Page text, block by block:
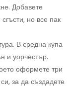
Добавете
но все пак
В средна купа
и уорчестър.
оформете три
за да създадете